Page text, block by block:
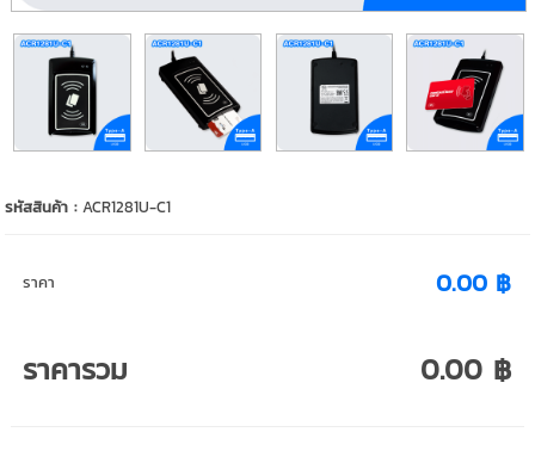
รหัสสินค้า :ACR1281U-C1
ราคา 0.00 ฿
ราคารวม 0.00 ฿